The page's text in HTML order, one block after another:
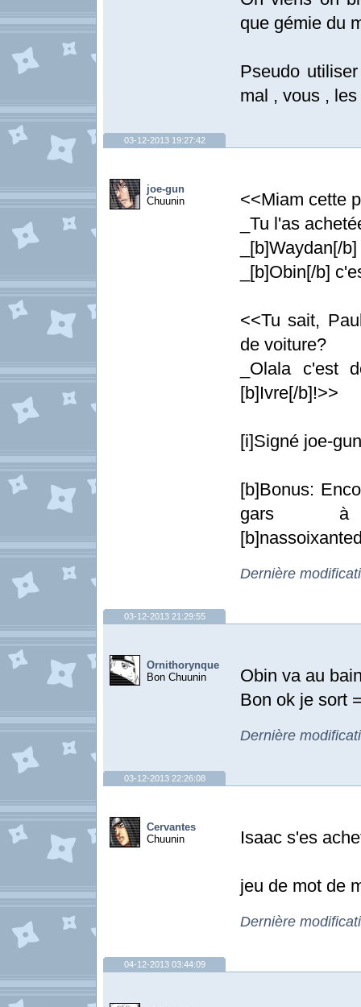
que gémie du
Pseudo
mal , vous ,
03-12-2013 19:27:42
joe-gun
Chuunin
<<Miam cette
_Tu l'as
_[b]Waydan[/
_[b]Obin[/b]
<<Tu sait,
de voiture?
_Olala c'est
[b]Ivre[/b]!>>
[i]Signé joe-
[b]Bonus:
gars à
Dernière
03-12-2013 21:29:55
Ornithorynque
Bon Chuunin
Obin va au
Bon ok je sort
Dernière
03-12-2013 22:26:08
Cervantes
Chuunin
Isaac s'es
jeu de mot de
Dernière
04-12-2013 03:44:09